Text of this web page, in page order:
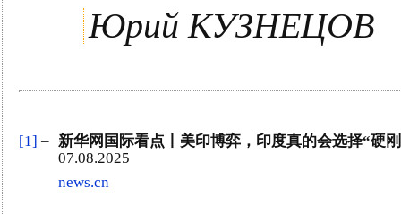
Юрий КУЗНЕЦОВ
[1] – 新华网国际看点丨美印博弈，印度真的会选择“硬
07.08.2025
news.cn